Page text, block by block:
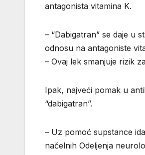
antagonista vitamina K.
– “Dabigatran” se daje u
odnosu na antagoniste
– Ovaj lek smanjuje rizik
Ipak, najveći pomak u
“dabigatran”.
– Uz pomoć supstance
načelnih Odeljenja